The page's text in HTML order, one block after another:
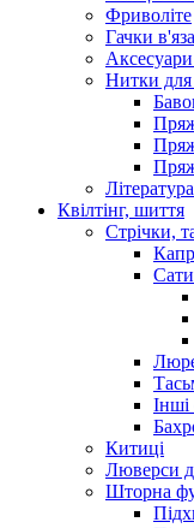
Фриволіте
Гачки
Нитки для
Квілтінг, шиття
Стрічки,
Інші
Китиці
Люверси
Шторна